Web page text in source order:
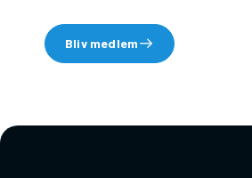
Behovet for en klar definition...
Bliv medlem